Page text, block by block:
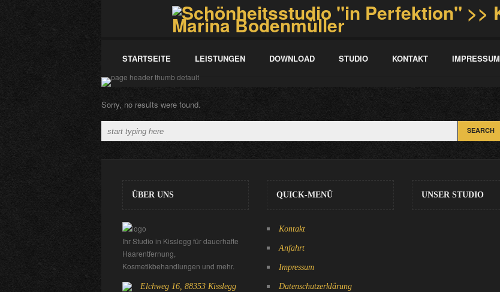
STARTSEITE LEISTUNGEN DOWNLOAD STUDIO KONTAKT IMPRESSUM
Sorry, no results were found.
ÜBER UNS
Ihr Studio in Kisslegg für dauerhafte
Haarentfernung,
Kosmetikbehandlungen und mehr.
Elchweg 16, 88353 Kisslegg
QUICK-MENÜ
Kontakt
Anfahrt
Impressum
Datenschutzerklärung
UNSER STUDIO